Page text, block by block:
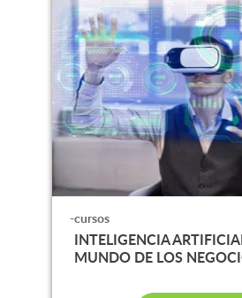
-cursos
INTELIGENCIA
MUNDO DE LOS